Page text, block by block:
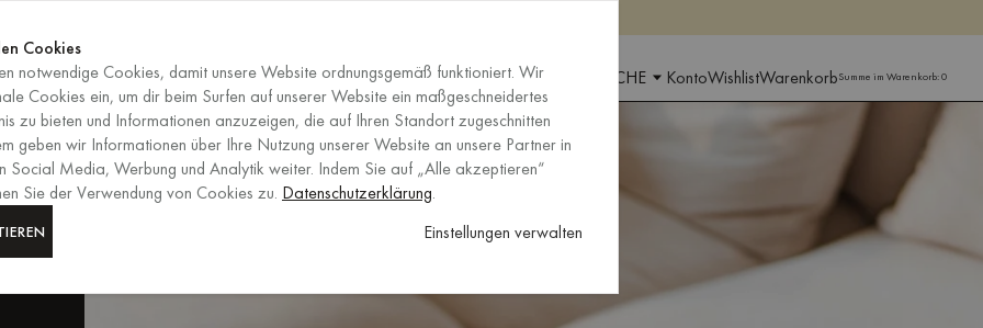
DE/EURAUSWAHL VON REGION UND SPRACHE KontoWishlistWarenkorbSumme im Warenkorb:0
Cookies
notwendige Cookies, damit unsere Website ordnungsgemäß funktioniert. Wir
Cookies ein, um dir beim Surfen auf unserer Website ein maßgeschneidertes
zu bieten und Informationen anzuzeigen, die auf Ihren Standort zugeschnitten
geben wir Informationen über Ihre Nutzung unserer Website an unsere Partner in
Social Media, Werbung und Analytik weiter. Indem Sie auf „Alle akzeptieren“
Sie der Verwendung von Cookies zu. Datenschutzerklärung.
Einstellungen verwalten